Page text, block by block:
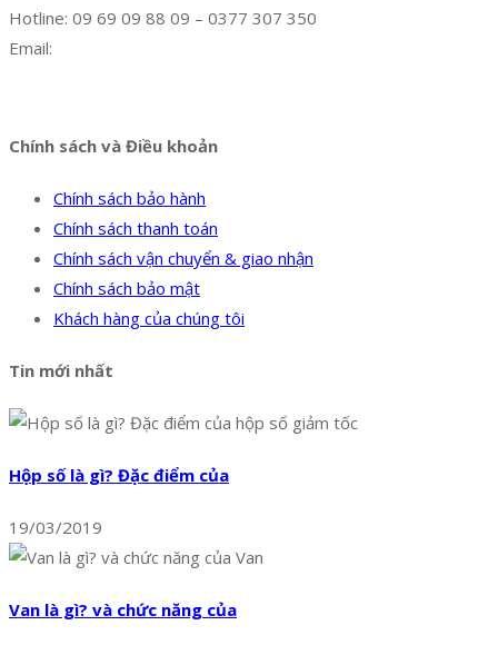
Hotline: 09 69 09 88 09 – 0377 307 350
Email:
Chính sách và Điều khoản
Chính sách bảo hành
Chính sách thanh toán
Chính sách vận chuyển & giao nhận
Chính sách bảo mật
Khách hàng của chúng tôi
Tin mới nhất
Hộp số là gì? Đặc điểm của
19/03/2019
Van là gì? và chức năng của